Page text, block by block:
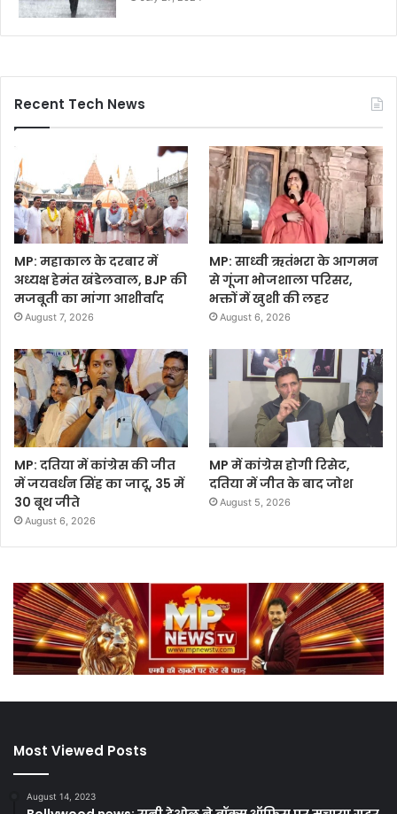
Recent Tech News
MP: महाकाल के दरबार में
अध्यक्ष हेमंत खंडेलवाल, BJP की
मजबूती का मांगा आशीर्वाद
August 7, 2026
MP: साध्वी ऋतंभरा के आगमन
से गूंजा भोजशाला परिसर,
भक्तों में खुशी की लहर
August 6, 2026
MP: दतिया में कांग्रेस की जीत
में जयवर्धन सिंह का जादू, 35 में
30 बूथ जीते
August 6, 2026
MP में कांग्रेस होगी रिसेट,
दतिया में जीत के बाद जोश
August 5, 2026
Most Viewed Posts
August 14, 2023